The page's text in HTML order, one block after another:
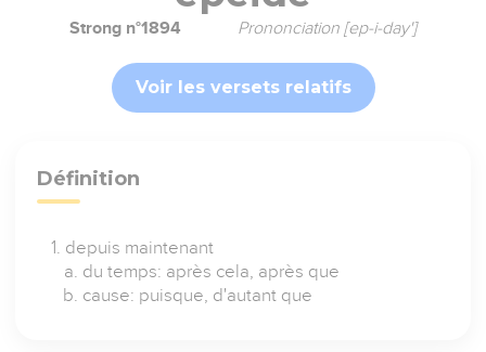
Strong n°1894 Prononciation [ep-i-day']
Voir les versets relatifs
Définition
depuis maintenant
du temps: après cela, après que
cause: puisque, d'autant que